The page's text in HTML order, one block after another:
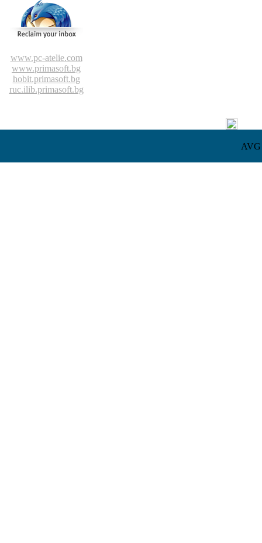
www.pc-atelie.com
www.primasoft.bg
hobit.primasoft.bg
ruc.ilib.primasoft.bg
AVG